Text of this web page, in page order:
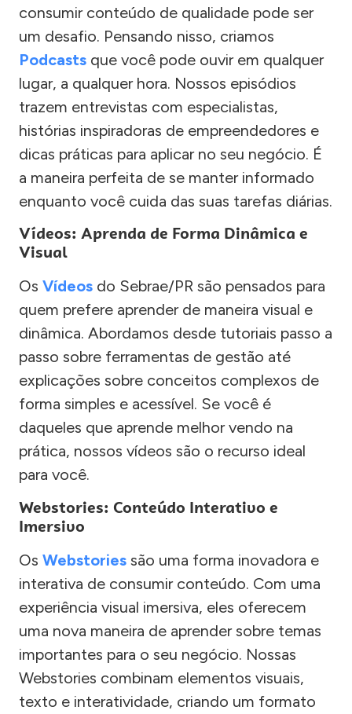
consumir conteúdo de qualidade pode ser
um desafio. Pensando nisso, criamos
Podcasts que você pode ouvir em qualquer
lugar, a qualquer hora. Nossos episódios
trazem entrevistas com especialistas,
histórias inspiradoras de empreendedores e
dicas práticas para aplicar no seu negócio. É
a maneira perfeita de se manter informado
enquanto você cuida das suas tarefas diárias.
Vídeos: Aprenda de Forma Dinâmica e
Visual
Os Vídeos do Sebrae/PR são pensados para
quem prefere aprender de maneira visual e
dinâmica. Abordamos desde tutoriais passo a
passo sobre ferramentas de gestão até
explicações sobre conceitos complexos de
forma simples e acessível. Se você é
daqueles que aprende melhor vendo na
prática, nossos vídeos são o recurso ideal
para você.
Webstories: Conteúdo Interativo e
Imersivo
Os Webstories são uma forma inovadora e
interativa de consumir conteúdo. Com uma
experiência visual imersiva, eles oferecem
uma nova maneira de aprender sobre temas
importantes para o seu negócio. Nossas
Webstories combinam elementos visuais,
texto e interatividade, criando um formato